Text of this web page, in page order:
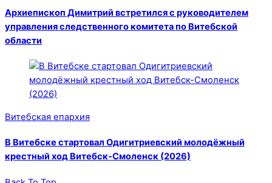
Архиепископ Димитрий встретился с руководителем
управления следственного комитета по Витебской
области
Витебская епархия
В Витебске стартовал Одигитриевский молодёжный
крестный ход Витебск-Смоленск (2026)